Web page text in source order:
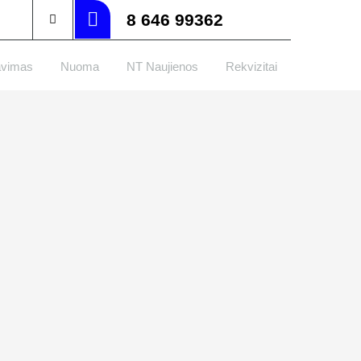
8 646 99362
Nuoma NT Naujienos Rekvizitai